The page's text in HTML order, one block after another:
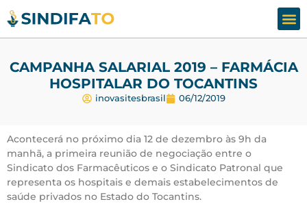
CAMPANHA SALARIAL 2019 – FARMÁCIA
HOSPITALAR DO TOCANTINS
inovasitesbrasil 06/12/2019
Acontecerá no próximo dia 12 de dezembro às 9h da
manhã, a primeira reunião de negociação entre o
Sindicato dos Farmacêuticos e o Sindicato Patronal que
representa os hospitais e demais estabelecimentos de
saúde privados no Estado do Tocantins.